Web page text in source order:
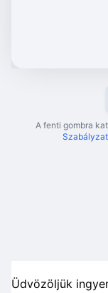
A fenti gombra
Üdvözöljük